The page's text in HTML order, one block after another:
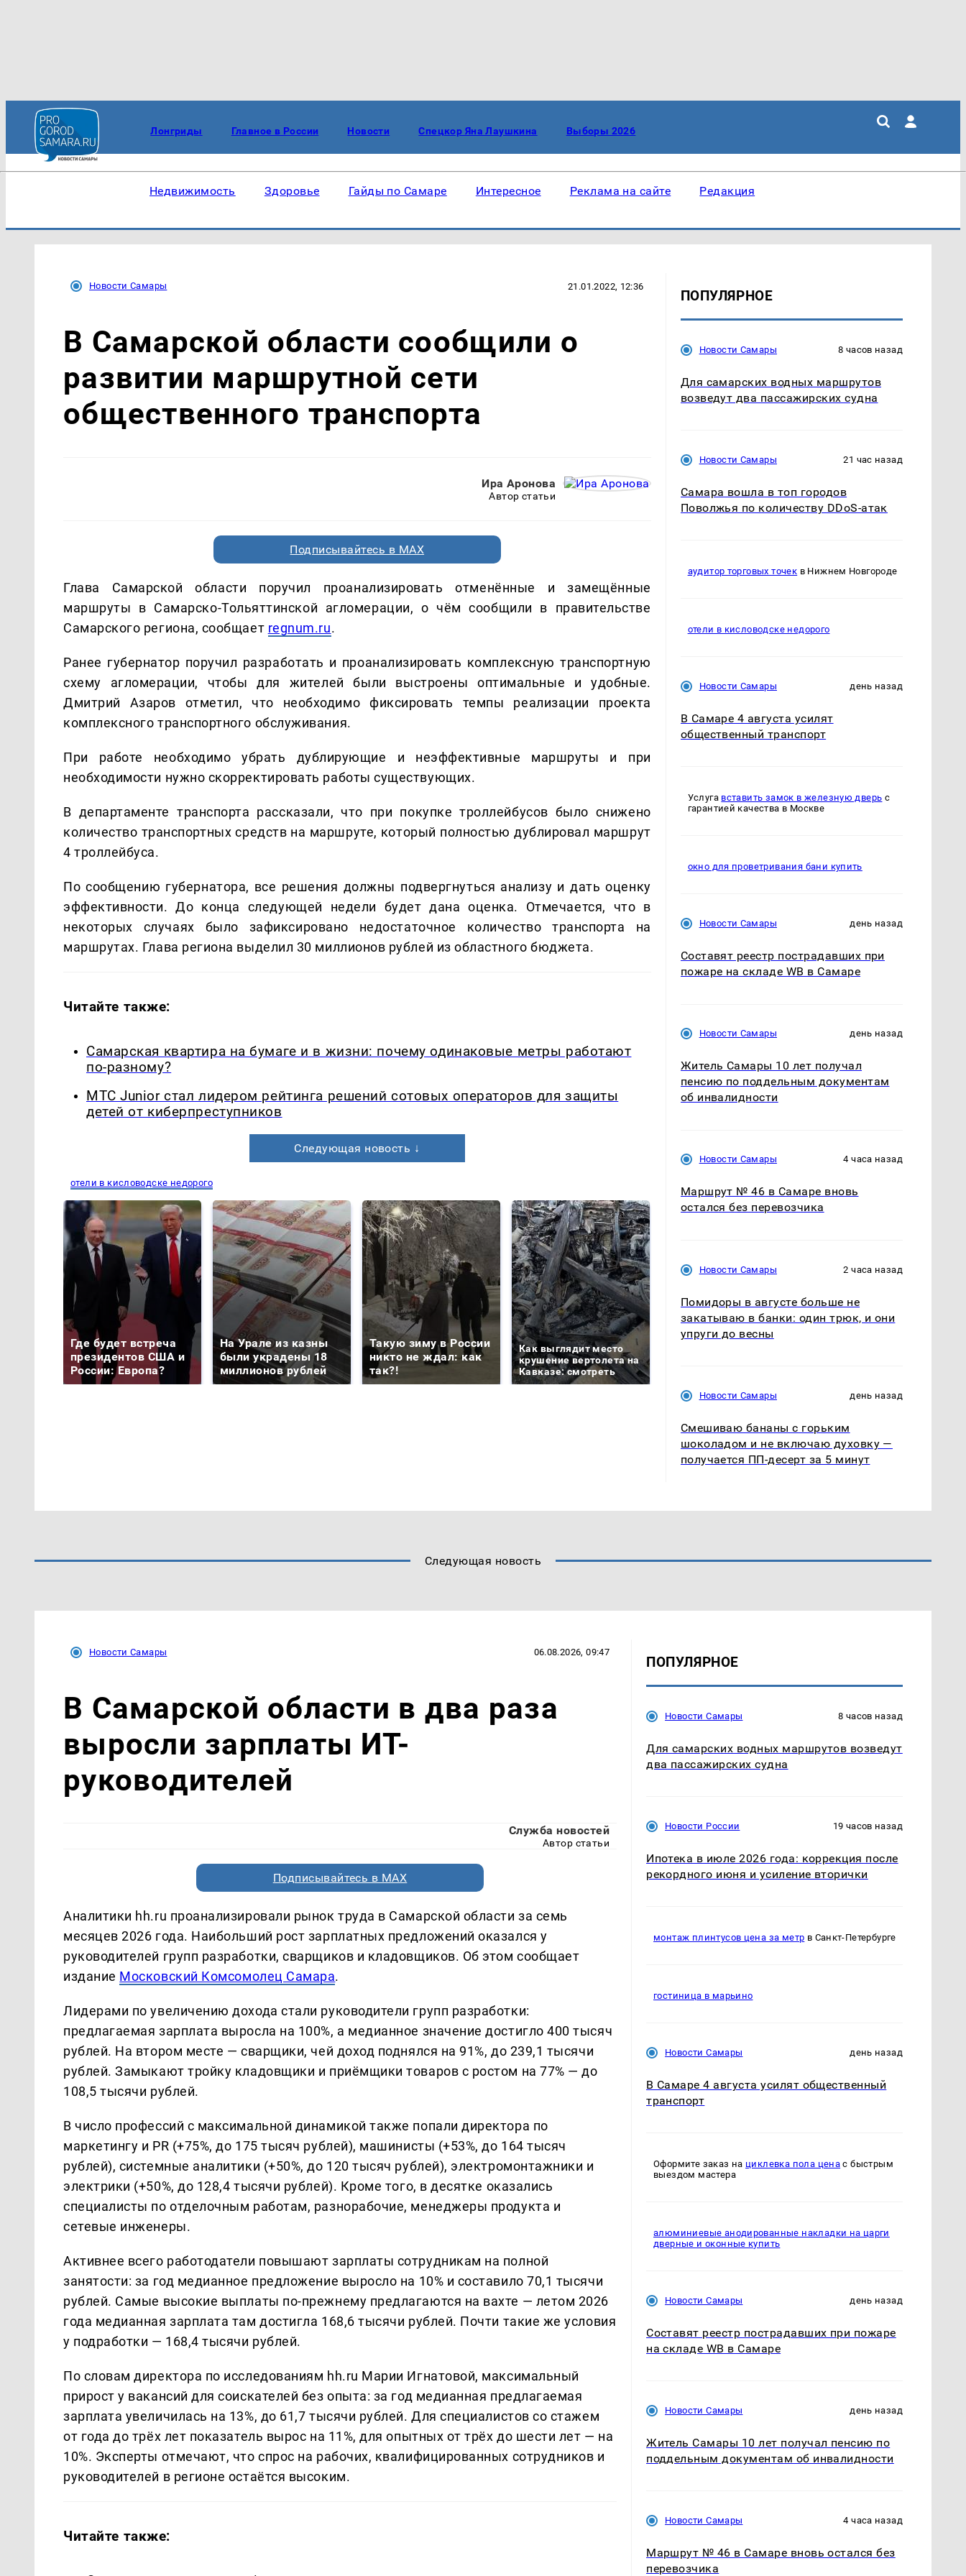
Лонгриды Главное в России Новости Спецкор Яна Лаушкина Выборы 2026
Недвижимость Здоровье Гайды по Самаре Интересное Реклама на сайте Редакция
Новости Самары 21.01.2022, 12:36
В Самарской области сообщили о
развитии маршрутной сети
общественного транспорта
Ира Аронова
Автор статьи
Подписывайтесь в MAX
Глава Самарской области поручил проанализировать отменённые и замещённые
маршруты в Самарско-Тольяттинской агломерации, о чём сообщили в правительстве
Самарского региона, сообщает regnum.ru.
Ранее губернатор поручил разработать и проанализировать комплексную транспортную
схему агломерации, чтобы для жителей были выстроены оптимальные и удобные.
Дмитрий Азаров отметил, что необходимо фиксировать темпы реализации проекта
комплексного транспортного обслуживания.
При работе необходимо убрать дублирующие и неэффективные маршруты и при
необходимости нужно скорректировать работы существующих.
В департаменте транспорта рассказали, что при покупке троллейбусов было снижено
количество транспортных средств на маршруте, который полностью дублировал маршрут
4 троллейбуса.
По сообщению губернатора, все решения должны подвергнуться анализу и дать оценку
эффективности. До конца следующей недели будет дана оценка. Отмечается, что в
некоторых случаях было зафиксировано недостаточное количество транспорта на
маршрутах. Глава региона выделил 30 миллионов рублей из областного бюджета.
Читайте также:
Самарская квартира на бумаге и в жизни: почему одинаковые метры работают
по-разному?
МТС Junior стал лидером рейтинга решений сотовых операторов для защиты
детей от киберпреступников
Следующая новость ↓
отели в кисловодске недорого
Где будет встреча
президентов США и
России: Европа?
На Урале из казны
были украдены 18
миллионов рублей
Такую зиму в России
никто не ждал: как
так?!
Как выглядит место
крушение вертолета на
Кавказе: смотреть
Не ешьте эту
ПОПУЛЯРНОЕ
Новости Самары 8 часов назад
Для самарских водных маршрутов
возведут два пассажирских судна
Новости Самары 21 час назад
Самара вошла в топ городов
Поволжья по количеству DDoS-атак
аудитор торговых точек в Нижнем Новгороде
отели в кисловодске недорого
Новости Самары день назад
В Самаре 4 августа усилят
общественный транспорт
Услуга вставить замок в железную дверь с
гарантией качества в Москве
окно для проветривания бани купить
Новости Самары день назад
Составят реестр пострадавших при
пожаре на складе WB в Самаре
Новости Самары день назад
Житель Самары 10 лет получал
пенсию по поддельным документам
об инвалидности
Новости Самары 4 часа назад
Маршрут № 46 в Самаре вновь
остался без перевозчика
Новости Самары 2 часа назад
Помидоры в августе больше не
закатываю в банки: один трюк, и они
упруги до весны
Новости Самары день назад
Смешиваю бананы с горьким
шоколадом и не включаю духовку —
получается ПП-десерт за 5 минут
Следующая новость
Новости Самары 06.08.2026, 09:47
В Самарской области в два раза
выросли зарплаты ИТ-
руководителей
Служба новостей
Автор статьи
Подписывайтесь в MAX
Аналитики hh.ru проанализировали рынок труда в Самарской области за семь
месяцев 2026 года. Наибольший рост зарплатных предложений оказался у
руководителей групп разработки, сварщиков и кладовщиков. Об этом сообщает
издание Московский Комсомолец Самара.
Лидерами по увеличению дохода стали руководители групп разработки:
предлагаемая зарплата выросла на 100%, а медианное значение достигло 400 тысяч
рублей. На втором месте — сварщики, чей доход поднялся на 91%, до 239,1 тысячи
рублей. Замыкают тройку кладовщики и приёмщики товаров с ростом на 77% — до
108,5 тысячи рублей.
В число профессий с максимальной динамикой также попали директора по
маркетингу и PR (+75%, до 175 тысяч рублей), машинисты (+53%, до 164 тысяч
рублей), системные аналитики (+50%, до 120 тысяч рублей), электромонтажники и
электрики (+50%, до 128,4 тысячи рублей). Кроме того, в десятке оказались
специалисты по отделочным работам, разнорабочие, менеджеры продукта и
сетевые инженеры.
Активнее всего работодатели повышают зарплаты сотрудникам на полной
занятости: за год медианное предложение выросло на 10% и составило 70,1 тысячи
рублей. Самые высокие выплаты по-прежнему предлагаются на вахте — летом 2026
года медианная зарплата там достигла 168,6 тысячи рублей. Почти такие же условия
у подработки — 168,4 тысячи рублей.
По словам директора по исследованиям hh.ru Марии Игнатовой, максимальный
прирост у вакансий для соискателей без опыта: за год медианная предлагаемая
зарплата увеличилась на 13%, до 61,7 тысячи рублей. Для специалистов со стажем
от года до трёх лет показатель вырос на 11%, для опытных от трёх до шести лет — на
10%. Эксперты отмечают, что спрос на рабочих, квалифицированных сотрудников и
руководителей в регионе остаётся высоким.
Читайте также:
ПОПУЛЯРНОЕ
Новости Самары 8 часов назад
Для самарских водных маршрутов возведут
два пассажирских судна
Новости России 19 часов назад
Ипотека в июле 2026 года: коррекция после
рекордного июня и усиление вторички
монтаж плинтусов цена за метр в Санкт-Петербурге
гостиница в марьино
Новости Самары день назад
В Самаре 4 августа усилят общественный
транспорт
Оформите заказ на циклевка пола цена с быстрым
выездом мастера
алюминиевые анодированные накладки на царги
дверные и оконные купить
Новости Самары день назад
Составят реестр пострадавших при пожаре
на складе WB в Самаре
Новости Самары день назад
Житель Самары 10 лет получал пенсию по
поддельным документам об инвалидности
Новости Самары 4 часа назад
Маршрут № 46 в Самаре вновь остался без
перевозчика